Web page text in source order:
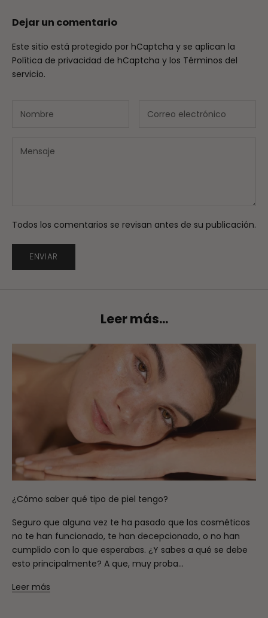
Dejar un comentario
Este sitio está protegido por hCaptcha y se aplican la
Política de privacidad de hCaptcha y los Términos del
servicio.
Todos los comentarios se revisan antes de su publicación.
ENVIAR
Leer más...
¿Cómo saber qué tipo de piel tengo?
Seguro que alguna vez te ha pasado que los cosméticos
no te han funcionado, te han decepcionado, o no han
cumplido con lo que esperabas. ¿Y sabes a qué se debe
esto principalmente? A que, muy proba...
Leer más